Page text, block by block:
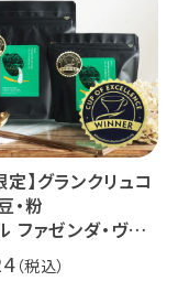
定】グランクリュコ
・粉
ファゼンダ・ヴァ
リスタル（100g /
）